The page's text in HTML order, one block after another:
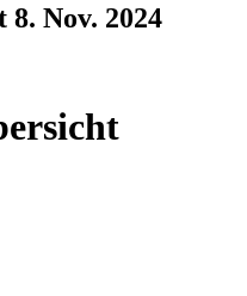
8. Nov. 2024